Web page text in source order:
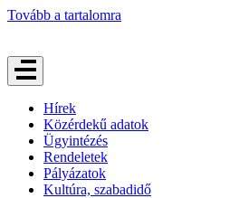
Tovább a tartalomra
Hírek
Közérdekű adatok
Ügyintézés
Rendeletek
Pályázatok
Kultúra, szabadidő